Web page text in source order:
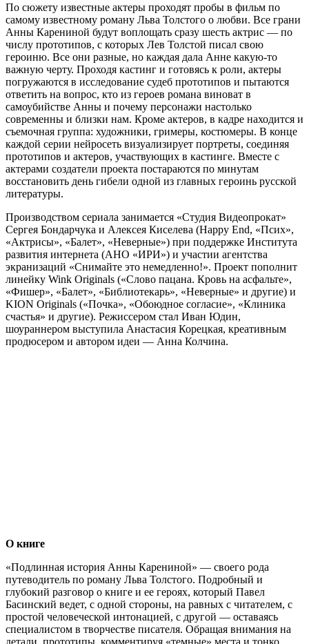
По сюжету известные актеры проходят пробы в фильм по
самому известному роману Льва Толстого о любви. Все грани
Анны Карениной будут воплощать сразу шесть актрис — по
числу прототипов, с которых Лев Толстой писал свою
героиню. Все они разные, но каждая дала Анне какую-то
важную черту. Проходя кастинг и готовясь к роли, актеры
погружаются в исследование судеб прототипов и пытаются
ответить на вопрос, кто из героев романа виноват в
самоубийстве Анны и почему персонажи настолько
современны и близки нам. Кроме актеров, в кадре находится и
съемочная группа: художники, гримеры, костюмеры. В конце
каждой серии нейросеть визуализирует портреты, соединяя
прототипов и актеров, участвующих в кастинге. Вместе с
актерами создатели проекта постараются по минутам
восстановить день гибели одной из главных героинь русской
литературы.
Производством сериала занимается «Студия Видеопрокат»
Сергея Бондарчука и Алексея Киселева (Happy End, «Псих»,
«Актрисы», «Балет», «Неверные») при поддержке Института
развития интернета (АНО «ИРИ») и участии агентства
экранизаций «Снимайте это немедленно!». Проект пополнит
линейку Wink Originals («‎Слово пацана. Кровь на асфальте»‎,
«Фишер», «Балет», «‎Библиотекарь»‎, «Неверные» и другие) и
KION Originals («Почка», «Обоюдное согласие», «Клиника
счастья» и другие). Режиссером стал Иван Юдин,
шоураннером выступила Анастасия Корецкая, креативным
продюсером и автором идеи — Анна Колчина.
О книге
«Подлинная история Анны Карениной» — своего рода
путеводитель по роману Льва Толстого. Подробный и
глубокий разговор о книге и ее героях, который Павел
Басинский ведет, с одной стороны, на равных с читателем, с
простой человеческой интонацией, с другой — оставаясь
специалистом в творчестве писателя. Обращая внимания на
детали, прототипы, комментируя «темные» места и тонко